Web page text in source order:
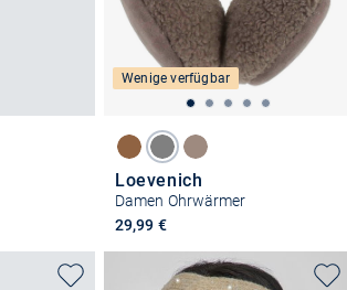
Wenige verfügbar
Loevenich
Damen Ohrwärmer
29,99 €